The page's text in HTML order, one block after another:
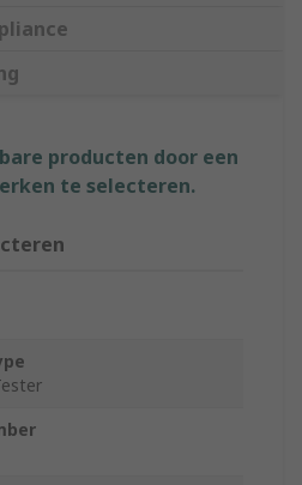
producten door een
te selecteren.